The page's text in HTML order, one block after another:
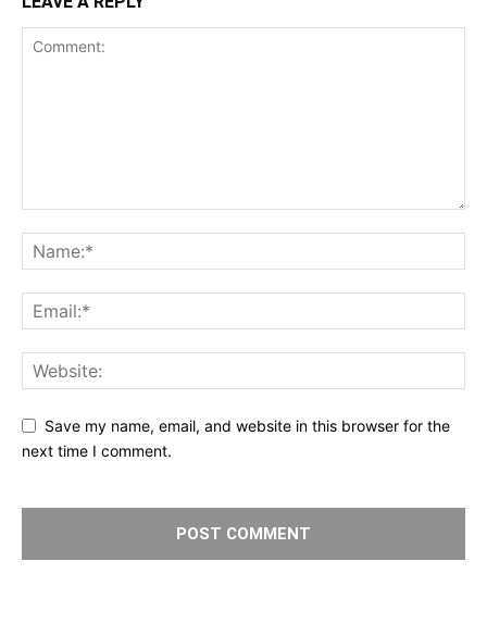
Save my name, email, and website in this browser for the
next time I comment.